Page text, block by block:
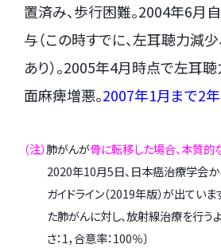
置済み、歩行困難。2004年6月
与（この時すでに、左耳聴力減
あり）。2005年4月時点で左耳
面麻痺増悪。2007年1月まで2
（注）肺がんが骨に転移した場合、本質
2020年10月5日、日本癌治療学会
ガイドライン（2019年版）が出ていま
た肺がんに対し、放射線治療を行う
さ：1，合意率：100％〕